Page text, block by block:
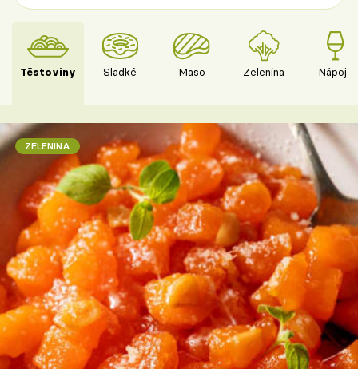
Těstoviny Sladké Maso Zelenina Nápoje
ZELENINA